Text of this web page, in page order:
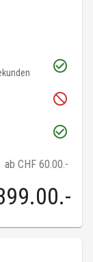
ab CHF 60.00.-
.-